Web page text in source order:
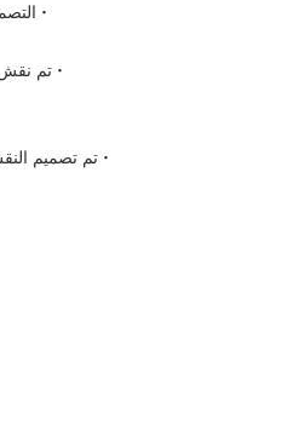
•
• تم تصميم